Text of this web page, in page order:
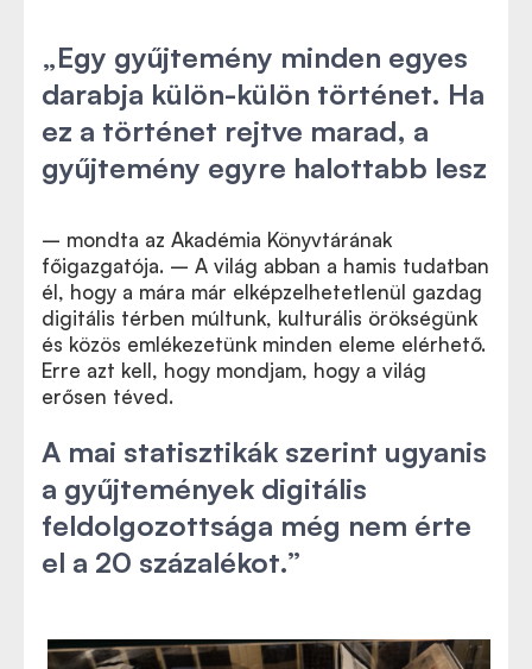
„Egy gyűjtemény minden egyes
darabja külön-külön történet. Ha
ez a történet rejtve marad, a
gyűjtemény egyre halottabb lesz
– mondta az Akadémia Könyvtárának
főigazgatója. – A világ abban a hamis tudatban
él, hogy a mára már elképzelhetetlenül gazdag
digitális térben múltunk, kulturális örökségünk
és közös emlékezetünk minden eleme elérhető.
Erre azt kell, hogy mondjam, hogy a világ
erősen téved.
A mai statisztikák szerint ugyanis
a gyűjtemények digitális
feldolgozottsága még nem érte
el a 20 százalékot.”